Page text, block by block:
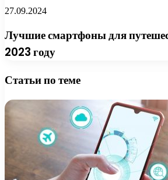
27.09.2024
Лучшие смартфоны для
2023 году
Статьи по теме